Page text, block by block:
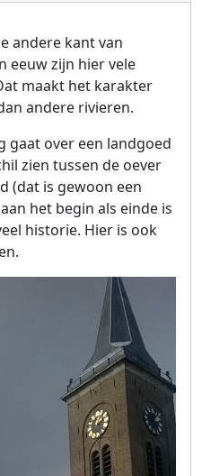
andere kant van
eeuw zijn hier vele
maakt het karakter
andere rivieren.
gaat over een landgoed
zien tussen de oever
(dat is gewoon een
het begin als einde is
historie. Hier is ook